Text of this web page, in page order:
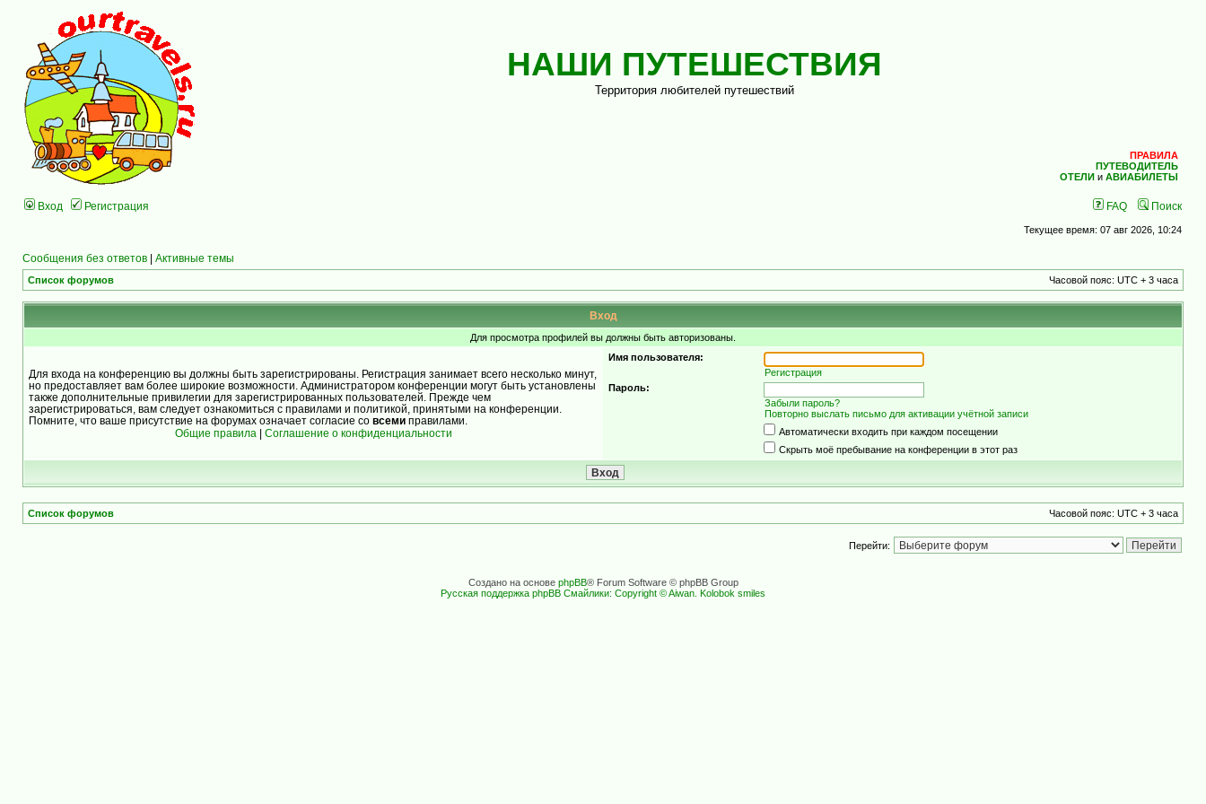
НАШИ ПУТЕШЕСТВИЯ
Территория любителей путешествий
ПРАВИЛА
ПУТЕВОДИТЕЛЬ
ОТЕЛИ и АВИАБИЛЕТЫ
Вход Регистрация FAQ Поиск
Текущее время: 07 авг 2026, 10:24
Сообщения без ответов | Активные темы
Список форумов Часовой пояс: UTC + 3 часа
Вход
Для просмотра профилей вы должны быть авторизованы.
Для входа на конференцию вы должны быть зарегистрированы. Регистрация занимает всего несколько минут,
но предоставляет вам более широкие возможности. Администратором конференции могут быть установлены
также дополнительные привилегии для зарегистрированных пользователей. Прежде чем
зарегистрироваться, вам следует ознакомиться с правилами и политикой, принятыми на конференции.
Помните, что ваше присутствие на форумах означает согласие со всеми правилами.
Общие правила | Соглашение о конфиденциальности
Имя пользователя:
Регистрация
Пароль:
Забыли пароль?
Повторно выслать письмо для активации учётной записи
Автоматически входить при каждом посещении
Скрыть моё пребывание на конференции в этот раз
Список форумов Часовой пояс: UTC + 3 часа
Перейти:
Создано на основе phpBB® Forum Software © phpBB Group
Русская поддержка phpBB Смайлики: Copyright © Aiwan. Kolobok smiles